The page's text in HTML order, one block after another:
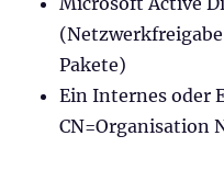
Pakete)
Ein Internes oder
CN=Organisation